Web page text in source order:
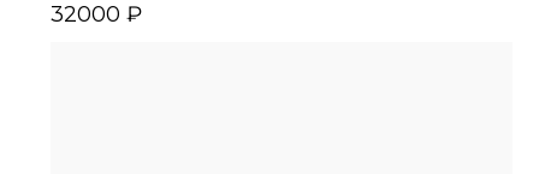
32000₽